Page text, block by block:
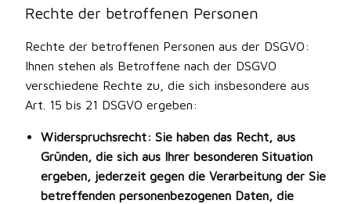
Rechte der betroffenen Personen
Rechte der betroffenen Personen aus der DSGVO:
Ihnen stehen als Betroffene nach der DSGVO
verschiedene Rechte zu, die sich insbesondere aus
Art. 15 bis 21 DSGVO ergeben:
Widerspruchsrecht: Sie haben das Recht, aus
Gründen, die sich aus Ihrer besonderen Situation
ergeben, jederzeit gegen die Verarbeitung der Sie
betreffenden personenbezogenen Daten, die